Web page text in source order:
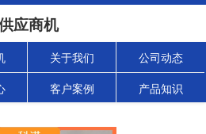
应商机
关于我们 公司动态
客户案例 产品知识